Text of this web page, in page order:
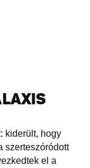
kiderült, hogy
szerteszóródott
el a